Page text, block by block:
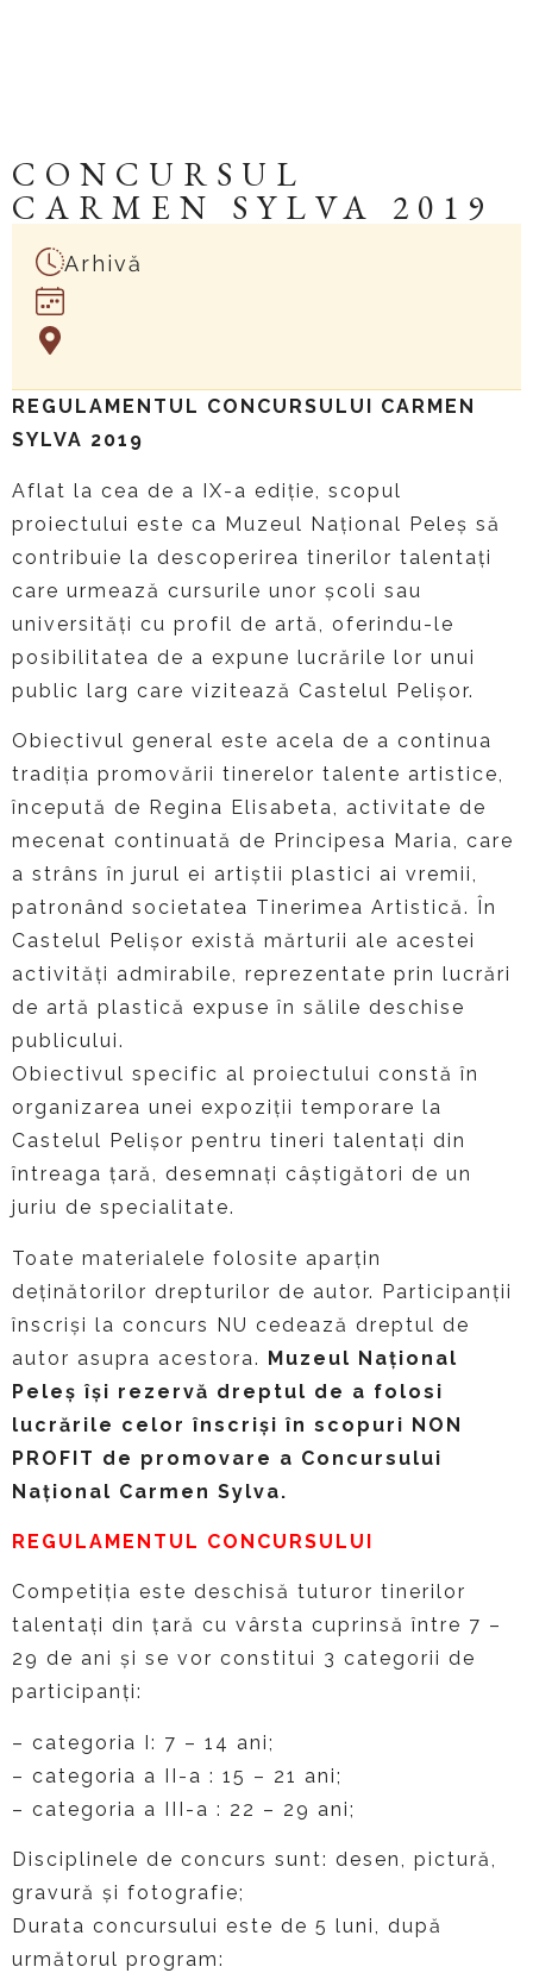
CONCURSUL
CARMEN SYLVA 2019
Arhivă
REGULAMENTUL CONCURSULUI CARMEN
SYLVA 2019
Aflat la cea de a IX-a ediție, scopul
proiectului este ca Muzeul Național Peleș să
contribuie la descoperirea tinerilor talentați
care urmează cursurile unor școli sau
universități cu profil de artă, oferindu-le
posibilitatea de a expune lucrările lor unui
public larg care vizitează Castelul Pelișor.
Obiectivul general este acela de a continua
tradiția promovării tinerelor talente artistice,
începută de Regina Elisabeta, activitate de
mecenat continuată de Principesa Maria, care
a strâns în jurul ei artiștii plastici ai vremii,
patronând societatea Tinerimea Artistică. În
Castelul Pelișor există mărturii ale acestei
activități admirabile, reprezentate prin lucrări
de artă plastică expuse în sălile deschise
publicului.
Obiectivul specific al proiectului constă în
organizarea unei expoziții temporare la
Castelul Pelișor pentru tineri talentați din
întreaga țară, desemnați câștigători de un
juriu de specialitate.
Toate materialele folosite aparțin
deținătorilor drepturilor de autor. Participanții
înscriși la concurs NU cedează dreptul de
autor asupra acestora. Muzeul Național
Peleș își rezervă dreptul de a folosi
lucrările celor înscriși în scopuri NON
PROFIT de promovare a Concursului
Național Carmen Sylva.
REGULAMENTUL CONCURSULUI
Competiția este deschisă tuturor tinerilor
talentați din țară cu vârsta cuprinsă între 7 –
29 de ani și se vor constitui 3 categorii de
participanți:
– categoria I: 7 – 14 ani;
– categoria a II-a : 15 – 21 ani;
– categoria a III-a : 22 – 29 ani;
Disciplinele de concurs sunt: desen, pictură,
gravură și fotografie;
Durata concursului este de 5 luni, după
următorul program: